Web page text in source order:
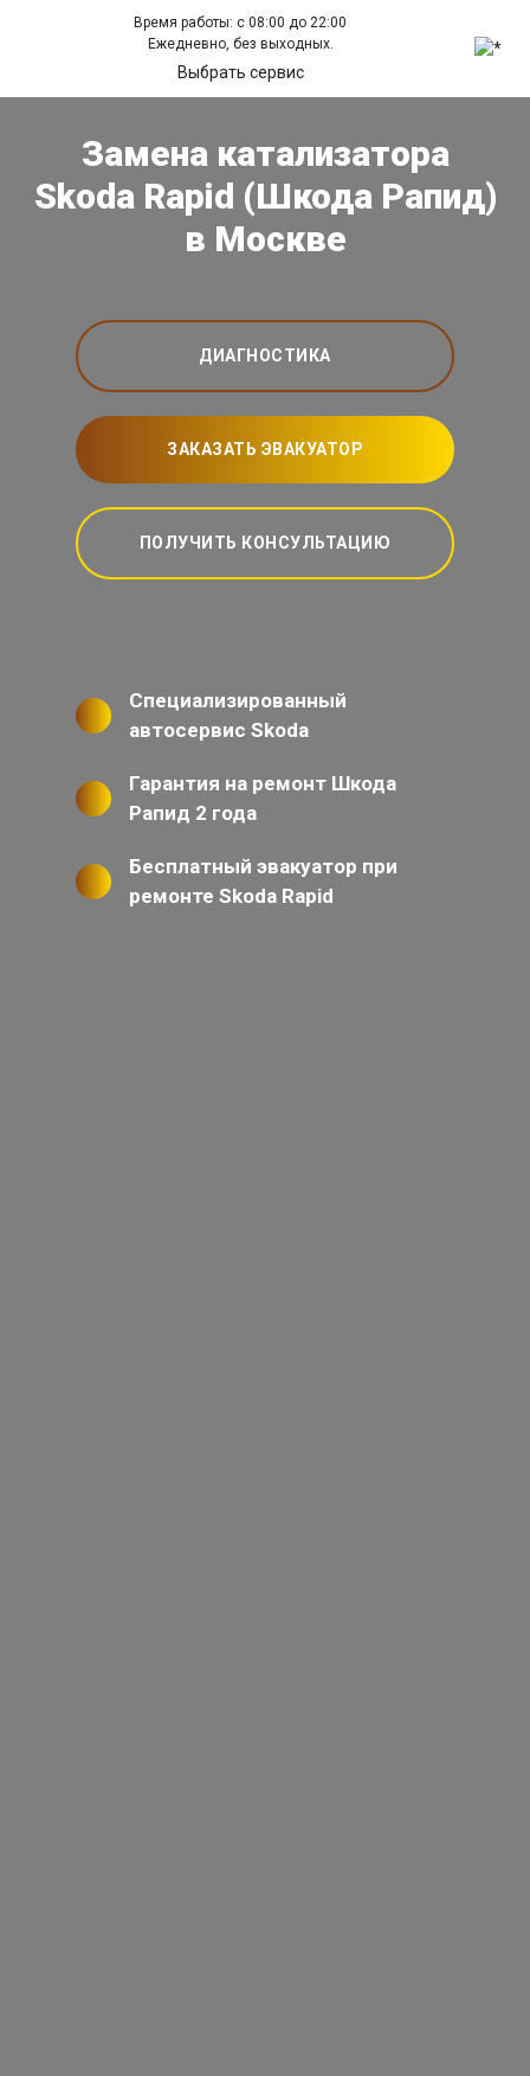
Время работы: с 08:00 до 22:00
Ежедневно, без выходных.
Выбрать сервис
Замена катализатора
Skoda Rapid (Шкода Рапид)
в Москве
ДИАГНОСТИКА
ЗАКАЗАТЬ ЭВАКУАТОР
ПОЛУЧИТЬ КОНСУЛЬТАЦИЮ
Специализированный
автосервис Skoda
Гарантия на ремонт Шкода
Рапид 2 года
Бесплатный эвакуатор при
ремонте Skoda Rapid